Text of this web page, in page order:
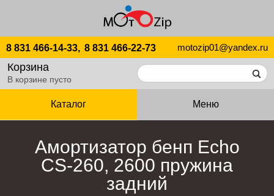
8 831 466-14-33, 8 831 466-22-73 motozip01@yandex.ru
Корзина
В корзине пусто
Каталог Меню
Амортизатор бенп Echo
CS-260, 2600 пружина
задний